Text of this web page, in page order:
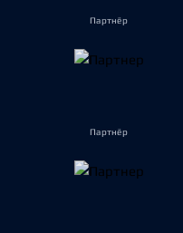
Партнёр
Партнёр